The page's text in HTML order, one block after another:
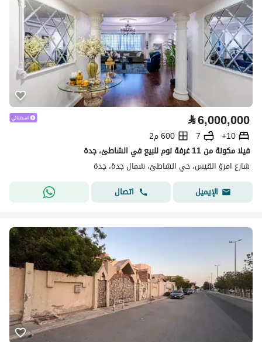
⃁6,000,000
10+
7
600 م2
فيلا مكونة من 11 غرفة نوم للبيع في الشاطئ، جدة
شارع امرؤ القيس، حي الشاطئ، شمال جدة، جدة
الإيميل
اتصال